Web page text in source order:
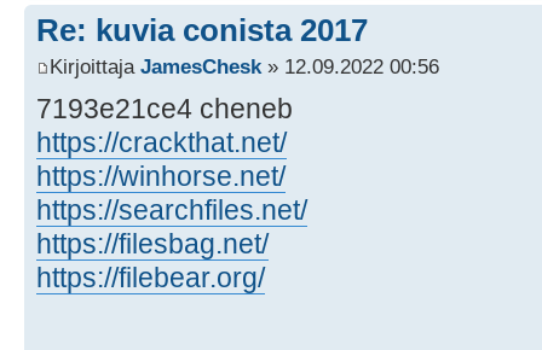
Re: kuvia conista 2017
Kirjoittaja JamesChesk » 12.09.2022 00:56
7193e21ce4 cheneb
https://crackthat.net/
https://winhorse.net/
https://searchfiles.net/
https://filesbag.net/
https://filebear.org/